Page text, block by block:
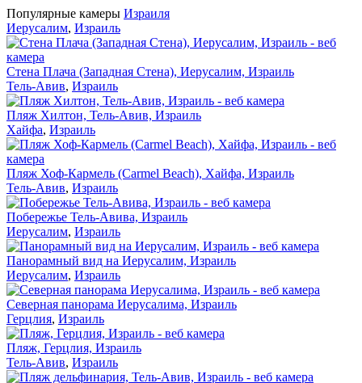
Популярные камеры Израиля
Иерусалим, Израиль
Стена Плача (Западная Стена), Иерусалим, Израиль
Тель-Авив, Израиль
Пляж Хилтон, Тель-Авив, Израиль
Хайфа, Израиль
Пляж Хоф-Кармель (Carmel Beach), Хайфа, Израиль
Тель-Авив, Израиль
Побережье Тель-Авива, Израиль
Иерусалим, Израиль
Панорамный вид на Иерусалим, Израиль
Иерусалим, Израиль
Северная панорама Иерусалима, Израиль
Герцлия, Израиль
Пляж, Герцлия, Израиль
Тель-Авив, Израиль